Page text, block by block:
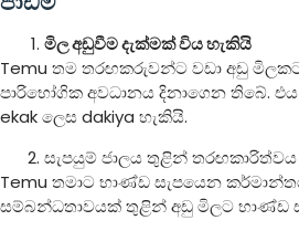
මිල අඩුවීම දැක්මක් විය හැකියි
Temu තම තරඟකරුවන්ට වඩා අඩු
පාරිභෝගික අවධානය දිනාගෙන තිබේ.
ekak ලෙස dakiya හැකියි.
සැපයුම් ජාලය තුළින් තරඟකාරිත්වය
Temu තමාට භාණ්ඩ සැපයෙන
සම්බන්ධතාවයක් තුළින් අඩු මිලට භාණ්ඩ